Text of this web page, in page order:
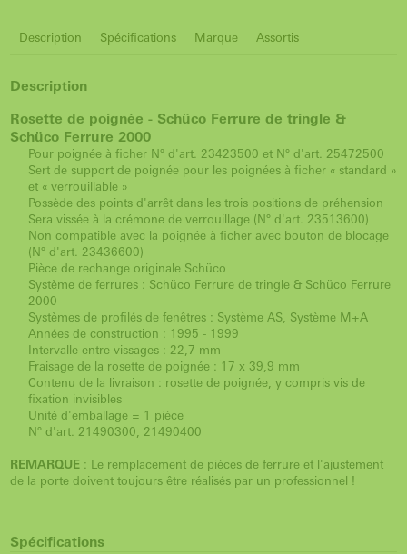
Description Spécifications Marque Assortis
Description
Rosette de poignée - Schüco Ferrure de tringle &
Schüco Ferrure 2000
Pour poignée à ficher N° d'art. 23423500 et N° d'art. 25472500
Sert de support de poignée pour les poignées à ficher « standard »
et « verrouillable »
Possède des points d'arrêt dans les trois positions de préhension
Sera vissée à la crémone de verrouillage (N° d'art. 23513600)
Non compatible avec la poignée à ficher avec bouton de blocage
(N° d'art. 23436600)
Pièce de rechange originale Schüco
Système de ferrures : Schüco Ferrure de tringle & Schüco Ferrure
2000
Systèmes de profilés de fenêtres : Système AS, Système M+A
Années de construction : 1995 - 1999
Intervalle entre vissages : 22,7 mm
Fraisage de la rosette de poignée : 17 x 39,9 mm
Contenu de la livraison : rosette de poignée, y compris vis de
fixation invisibles
Unité d'emballage = 1 pièce
N° d'art. 21490300, 21490400
REMARQUE : Le remplacement de pièces de ferrure et l'ajustement
de la porte doivent toujours être réalisés par un professionnel !
Spécifications